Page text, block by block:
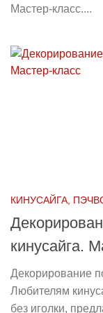
Мастер-класс....
КИНУСАЙГА,
кинусайга.
Декорирование
Любителям
без иголки,